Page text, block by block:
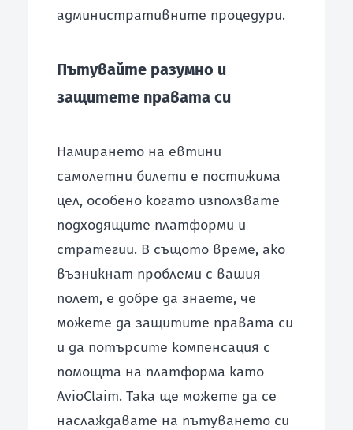
административните процедури.
Пътувайте разумно и
защитете правата си
Намирането на евтини
самолетни билети е постижима
цел, особено когато използвате
подходящите платформи и
стратегии. В същото време, ако
възникнат проблеми с вашия
полет, е добре да знаете, че
можете да защитите правата си
и да потърсите компенсация с
помощта на платформа като
AvioClaim. Така ще можете да се
наслаждавате на пътуването си